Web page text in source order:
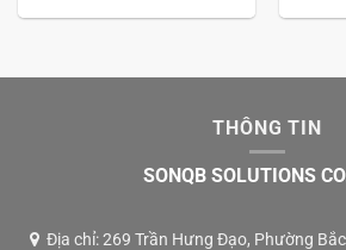
THÔNG TIN
SONQB SOLUTIONS
Địa chỉ: 269 Trần Hưng Đạo, Phường